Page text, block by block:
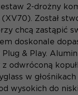
2-drożny
Został
chcą zastąpić
doskonale
& Play.
odwróconą
w
wysokich do